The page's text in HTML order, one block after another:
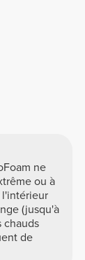
ne
ou à
l'intérieur
(jusqu'à
chauds
de